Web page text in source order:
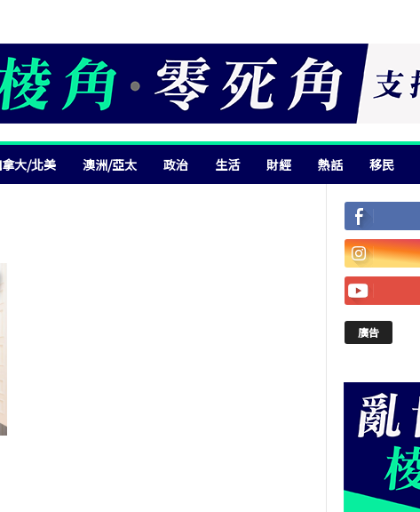
大/北美 澳洲/亞太 政治 生活 財經 熱話 移民
廣告